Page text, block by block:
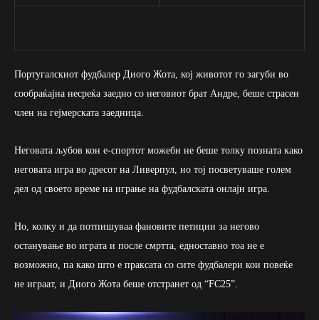
Португалскиот фудбалер Диого Жота, кој животот го загуби во
сообраќајна несреќа заедно со неговиот брат Андре, беше страсен
член на гејмерската заедница.
Неговата љубов кон е-спортот можеби не беше толку позната како
неговата игра во дресот на Ливерпул, но тој посветуваше голем
дел од своето време на играње на фудбалската онлајн игра.
Но, колку и да потпишуваа фановите петиции за негово
останување во играта и после смртта, едноставно тоа не е
возможно, па како што е праксата со сите фудбалери кои повеќе
не играат, и Диого Жота беше отстранет од “FC25”.